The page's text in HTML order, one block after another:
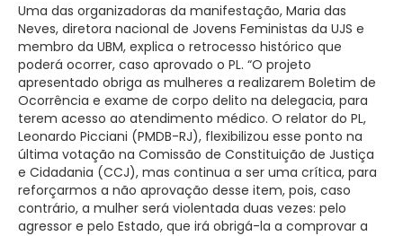
Uma das organizadoras da manifestação, Maria das
Neves, diretora nacional de Jovens Feministas da UJS e
membro da UBM, explica o retrocesso histórico que
poderá ocorrer, caso aprovado o PL. “O projeto
apresentado obriga as mulheres a realizarem Boletim de
Ocorrência e exame de corpo delito na delegacia, para
terem acesso ao atendimento médico. O relator do PL,
Leonardo Picciani (PMDB-RJ), flexibilizou esse ponto na
última votação na Comissão de Constituição de Justiça
e Cidadania (CCJ), mas continua a ser uma crítica, para
reforçarmos a não aprovação desse item, pois, caso
contrário, a mulher será violentada duas vezes: pelo
agressor e pelo Estado, que irá obrigá-la a comprovar a